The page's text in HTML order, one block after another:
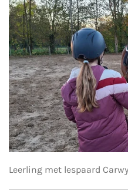
Leerling met lespaard